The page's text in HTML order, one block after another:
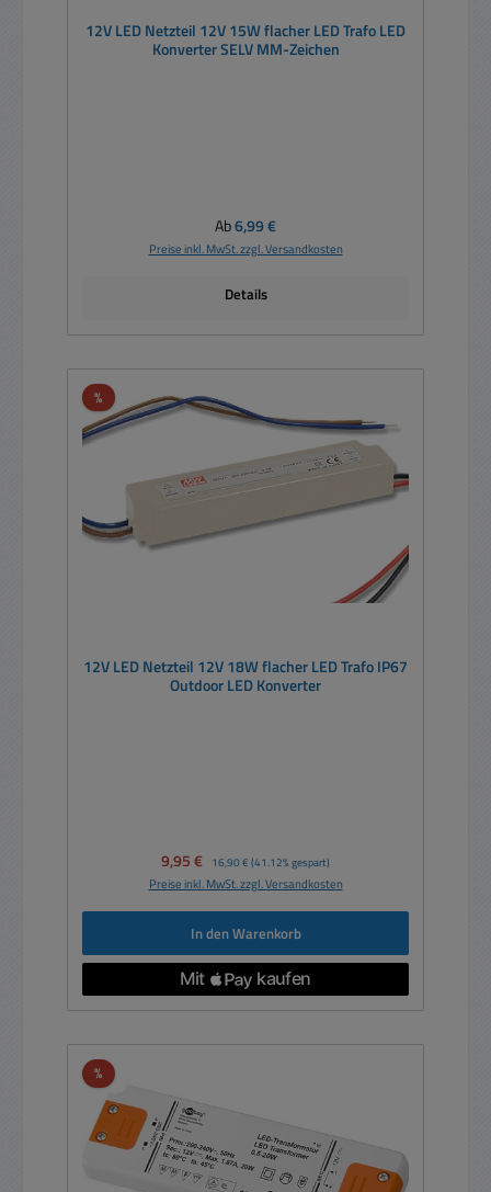
12V LED Netzteil 12V 15W flacher LED Trafo LED
Konverter SELV MM-Zeichen
Regulärer Preis:
Ab6,99 €
Preise inkl. MwSt. zzgl. Versandkosten
Details
%Rabatt
12V LED Netzteil 12V 18W flacher LED Trafo IP67
Outdoor LED Konverter
Verkaufspreis:
9,95 € Regulärer Preis:
16,90 € (41.12% gespart)
Preise inkl. MwSt. zzgl. Versandkosten
In den Warenkorb
%Rabatt